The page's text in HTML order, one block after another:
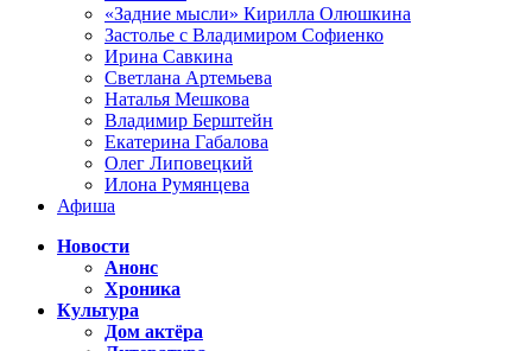
«Задние мысли» Кирилла Олюшкина
Застолье с Владимиром Софиенко
Ирина Савкина
Светлана Артемьева
Наталья Мешкова
Владимир Берштейн
Екатерина Габалова
Олег Липовецкий
Илона Румянцева
Афиша
Новости
Анонс
Хроника
Культура
Дом актёра